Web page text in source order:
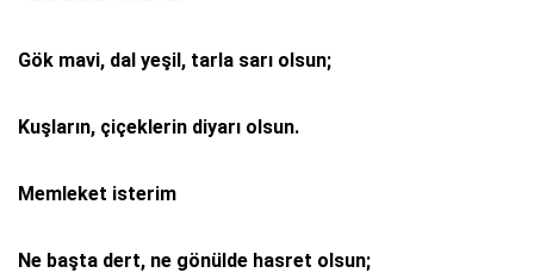
Gök mavi, dal yeşil, tarla sarı olsun;
Kuşların, çiçeklerin diyarı olsun.
Memleket isterim
Ne başta dert, ne gönülde hasret olsun;